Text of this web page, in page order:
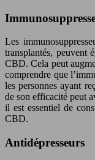
Les
transplantés, peuvent
CBD. Cela peut
comprendre que
les personnes ayant
de son efficacité peut
il est essentiel de
CBD.
Antidépresseurs